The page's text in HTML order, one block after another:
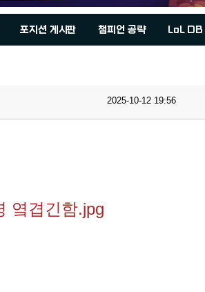
포지션 게시판 챔피언 공략 LoL DB
2025-10-12 19:56
옄겹긴함.jpg